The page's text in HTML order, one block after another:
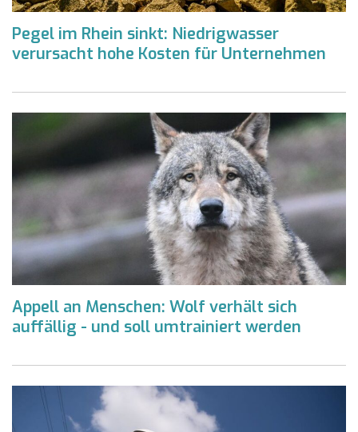
Pegel im Rhein sinkt: Niedrigwasser
verursacht hohe Kosten für Unternehmen
Appell an Menschen: Wolf verhält sich
auffällig - und soll umtrainiert werden